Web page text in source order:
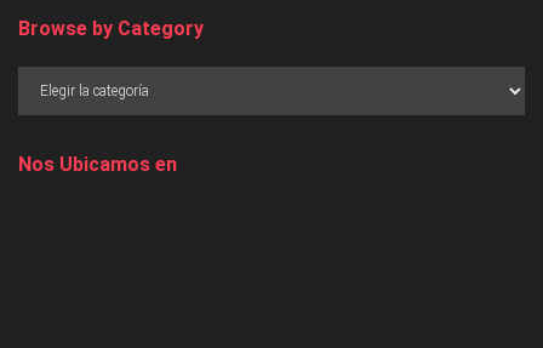
Browse by Category
Nos Ubicamos en